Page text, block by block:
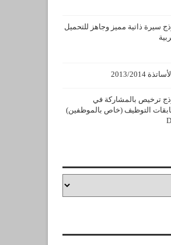
سيرة ذاتية مميز وجاهز للتحميل
2014
ترخيص بالمشاركة في
التوظيف (خاص بالموظفين)